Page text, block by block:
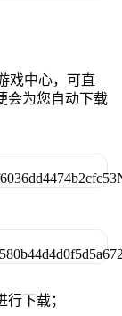
戏中心，可直
会为您自动下载
下载；